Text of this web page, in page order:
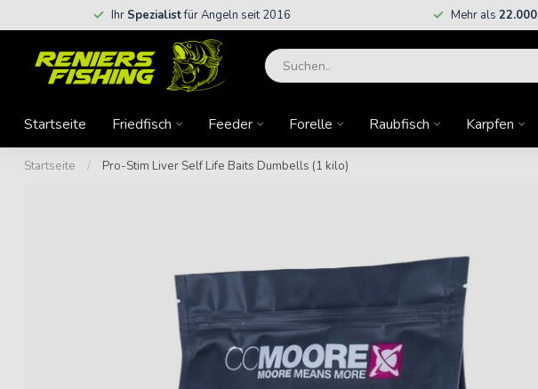
Ihr Spezialistfür Angeln seit 2016 Mehr als 22.000
Startseite Friedfisch Feeder Forelle Raubfisch Karpfen
Startseite / Pro-Stim Liver Self Life Baits Dumbells (1 kilo)